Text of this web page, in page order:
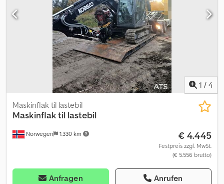
1 / 4
Norwegen 1.330 km
Maskinflak til lastebil
Maskinflak til lastebil
€ 4.445
Festpreis zzgl. MwSt.
(€ 5.556 brutto)
Anfragen Anrufen